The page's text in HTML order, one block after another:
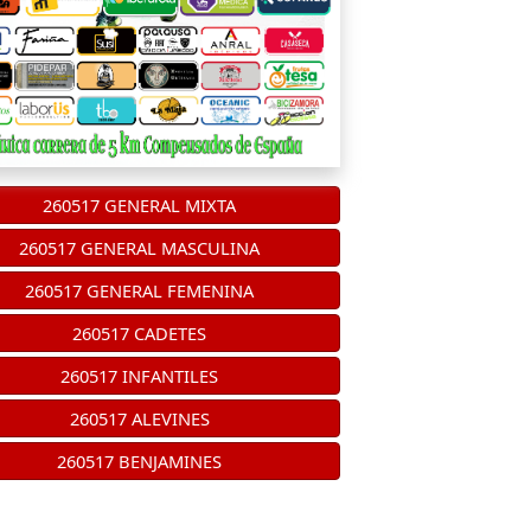
260517 GENERAL MIXTA
260517 GENERAL MASCULINA
260517 GENERAL FEMENINA
260517 CADETES
260517 INFANTILES
260517 ALEVINES
260517 BENJAMINES